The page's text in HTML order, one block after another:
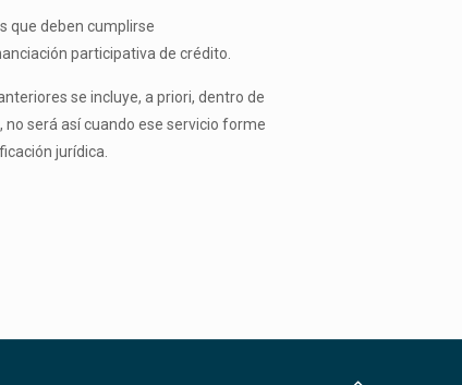
que deben cumplirse
participativa de crédito.
se incluye, a priori, dentro de
será así cuando ese servicio forme
jurídica.